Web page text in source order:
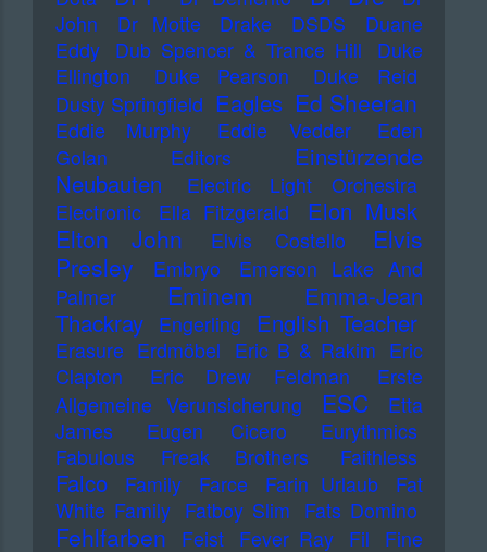
John
Dr Motte Drake DSDS
Duane
Eddy
Dub Spencer & Trance Hill
Duke
Ellington
Duke Pearson
Duke Reid
Dusty Springfield Eagles Ed Sheeran
Eddie Murphy Eddie Vedder
Eden
Golan
Editors
Einstürzende
Neubauten
Electric Light Orchestra
Electronic
Ella Fitzgerald Elon Musk
Elton John Elvis Costello
Elvis
Presley
Embryo
Emerson Lake And
Palmer
Eminem
Emma-Jean
Thackray
Engerling English Teacher
Erasure Erdmöbel Eric B & Rakim Eric
Clapton
Eric Drew Feldman
Erste
Allgemeine Verunsicherung
ESC
Etta
James
Eugen Cicero
Eurythmics
Fabulous Freak Brothers
Faithless
Falco Family Farce Farin Urlaub
Fat
White Family Fatboy Slim Fats Domino
Fehlfarben Feist Fever Ray Fil
Fine